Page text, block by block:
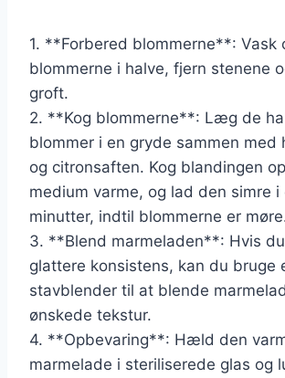
1. **Forbered blommerne**: Vask
blommerne i halve, fjern stenene
groft.
2. **Kog blommerne**: Læg de
blommer i en gryde sammen med
og citronsaften. Kog blandingen
medium varme, og lad den simre
minutter, indtil blommerne er
3. **Blend marmeladen**: Hvis
glattere konsistens, kan du bruge
stavblender til at blende
ønskede tekstur.
4. **Opbevaring**: Hæld den
marmelade i steriliserede glas og